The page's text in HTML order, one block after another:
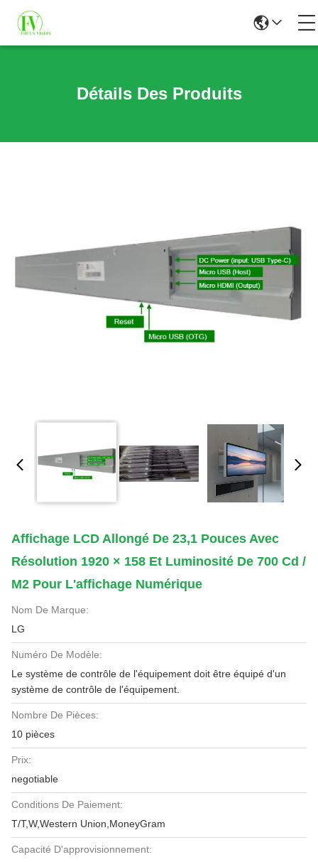
Détails Des Produits
Affichage LCD Allongé De 23,1 Pouces Avec
Résolution 1920 × 158 Et Luminosité De 700 Cd /
M2 Pour L'affichage Numérique
Nom De Marque:
LG
Numéro De Modèle:
Le système de contrôle de l'équipement doit être équipé d'un
système de contrôle de l'équipement.
Nombre De Pièces:
10 pièces
Prix:
negotiable
Conditions De Paiement:
T/T,W,Western Union,MoneyGram
Capacité D'approvisionnement: